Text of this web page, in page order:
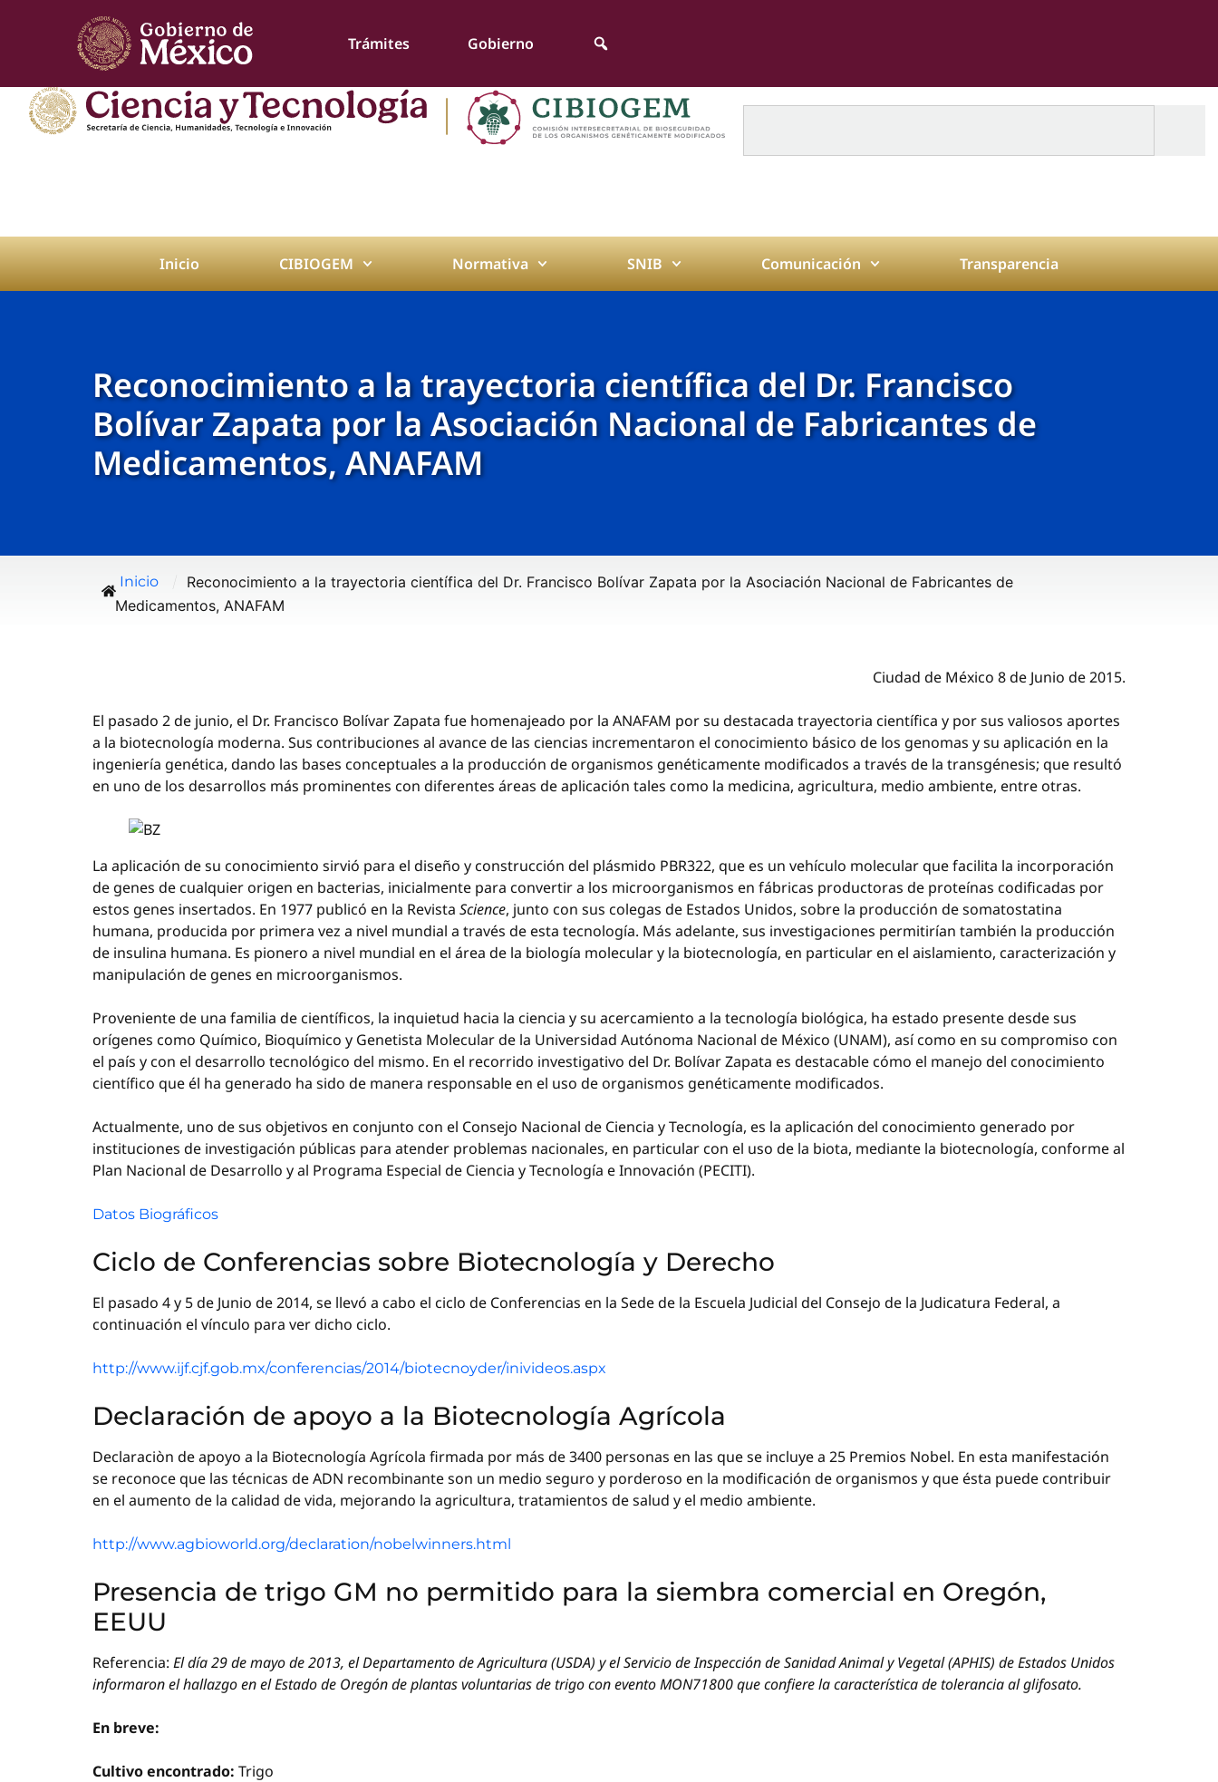
Trámites Gobierno
Inicio CIBIOGEM Normativa SNIB Comunicación Transparencia
Reconocimiento a la trayectoria científica del Dr. Francisco
Bolívar Zapata por la Asociación Nacional de Fabricantes de
Medicamentos, ANAFAM
Inicio
Reconocimiento a la trayectoria científica del Dr. Francisco Bolívar Zapata por la Asociación Nacional de Fabricantes de
Medicamentos, ANAFAM
Ciudad de México 8 de Junio de 2015.
El pasado 2 de junio, el Dr. Francisco Bolívar Zapata fue homenajeado por la ANAFAM por su destacada trayectoria científica y por sus valiosos aportes
a la biotecnología moderna. Sus contribuciones al avance de las ciencias incrementaron el conocimiento básico de los genomas y su aplicación en la
ingeniería genética, dando las bases conceptuales a la producción de organismos genéticamente modificados a través de la transgénesis; que resultó
en uno de los desarrollos más prominentes con diferentes áreas de aplicación tales como la medicina, agricultura, medio ambiente, entre otras.
La aplicación de su conocimiento sirvió para el diseño y construcción del plásmido PBR322, que es un vehículo molecular que facilita la incorporación
de genes de cualquier origen en bacterias, inicialmente para convertir a los microorganismos en fábricas productoras de proteínas codificadas por
estos genes insertados. En 1977 publicó en la Revista Science, junto con sus colegas de Estados Unidos, sobre la producción de somatostatina
humana, producida por primera vez a nivel mundial a través de esta tecnología. Más adelante, sus investigaciones permitirían también la producción
de insulina humana. Es pionero a nivel mundial en el área de la biología molecular y la biotecnología, en particular en el aislamiento, caracterización y
manipulación de genes en microorganismos.
Proveniente de una familia de científicos, la inquietud hacia la ciencia y su acercamiento a la tecnología biológica, ha estado presente desde sus
orígenes como Químico, Bioquímico y Genetista Molecular de la Universidad Autónoma Nacional de México (UNAM), así como en su compromiso con
el país y con el desarrollo tecnológico del mismo. En el recorrido investigativo del Dr. Bolívar Zapata es destacable cómo el manejo del conocimiento
científico que él ha generado ha sido de manera responsable en el uso de organismos genéticamente modificados.
Actualmente, uno de sus objetivos en conjunto con el Consejo Nacional de Ciencia y Tecnología, es la aplicación del conocimiento generado por
instituciones de investigación públicas para atender problemas nacionales, en particular con el uso de la biota, mediante la biotecnología, conforme al
Plan Nacional de Desarrollo y al Programa Especial de Ciencia y Tecnología e Innovación (PECITI).
Datos Biográficos
Ciclo de Conferencias sobre Biotecnología y Derecho
El pasado 4 y 5 de Junio de 2014, se llevó a cabo el ciclo de Conferencias en la Sede de la Escuela Judicial del Consejo de la Judicatura Federal, a
continuación el vínculo para ver dicho ciclo.
http://www.ijf.cjf.gob.mx/conferencias/2014/biotecnoyder/inivideos.aspx
Declaración de apoyo a la Biotecnología Agrícola
Declaraciòn de apoyo a la Biotecnología Agrícola firmada por más de 3400 personas en las que se incluye a 25 Premios Nobel. En esta manifestación
se reconoce que las técnicas de ADN recombinante son un medio seguro y porderoso en la modificación de organismos y que ésta puede contribuir
en el aumento de la calidad de vida, mejorando la agricultura, tratamientos de salud y el medio ambiente.
http://www.agbioworld.org/declaration/nobelwinners.html
Presencia de trigo GM no permitido para la siembra comercial en Oregón,
EEUU
Referencia: El día 29 de mayo de 2013, el Departamento de Agricultura (USDA) y el Servicio de Inspección de Sanidad Animal y Vegetal (APHIS) de Estados Unidos
informaron el hallazgo en el Estado de Oregón de plantas voluntarias de trigo con evento MON71800 que confiere la característica de tolerancia al glifosato.
En breve:
Cultivo encontrado: Trigo